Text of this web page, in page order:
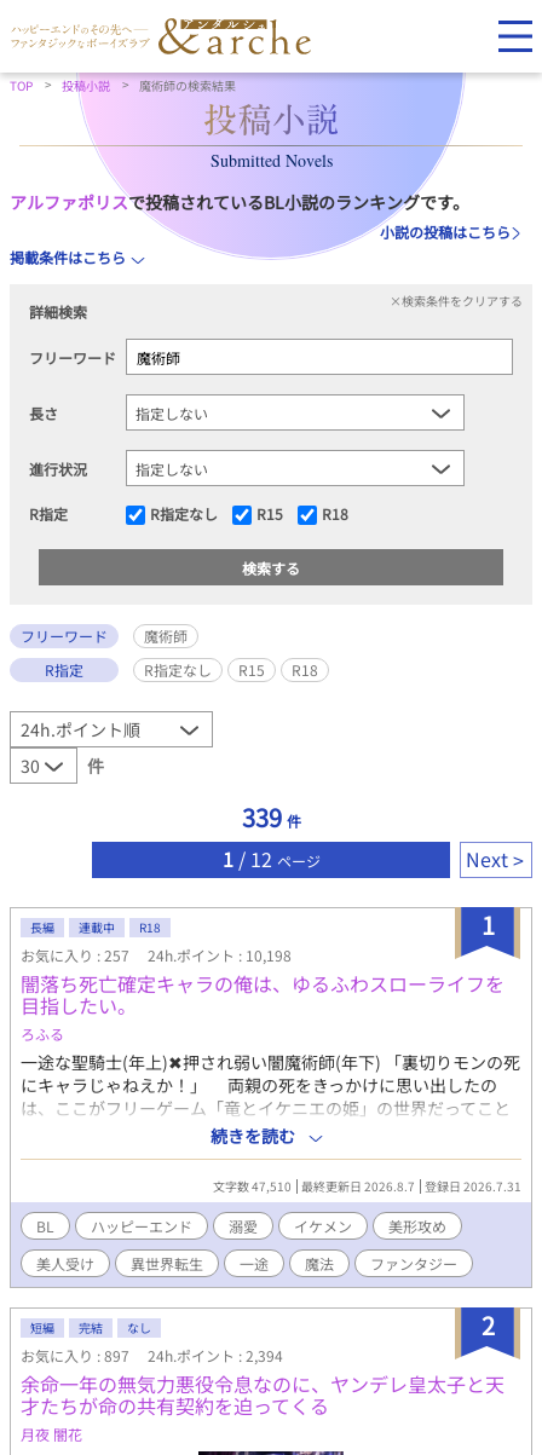
TOP 投稿小説 魔術師の検索結果
Submitted Novels
アルファポリスで投稿されているBL小説のランキングです。
小説の投稿はこちら
掲載条件はこちら
詳細検索
×検索条件をクリアする
フリーワード
長さ
進行状況
R指定 R指定なし R15 R18
フリーワード
魔術師
R指定
R指定なし R15 R18
件
339 件
1/ 12 ページ Next
1
長編 連載中 R18
お気に入り : 257 24h.ポイント : 10,198
闇落ち死亡確定キャラの俺は、ゆるふわスローライフを
目指したい。
ろふる
一途な聖騎士(年上)✖︎押され弱い闇魔術師(年下) 「裏切りモンの死
にキャラじゃねえか！」 両親の死をきっかけに思い出したの
は、ここがフリーゲーム「竜とイケニエの姫」の世界だってこと
と、その中でも不人気キャラである闇魔術師ウィリアムに転生し
たってことだ。 主人公と敵対し死亡する運命なんて認められる
わけがない！ せっかくの異世界転生、俺は血生臭いことから離
れてゆるふわスローライフを楽しみたい。 手始めに、モンスタ
ーをボコしてレベルアップ。強くなって金持ちになって、他国に
逃げてやろうじゃねえの！ ——と思ってたのに、原作では天敵
となる聖騎士アルフェンと出会ってしまい冒険者チームを組むこ
とになって、何が奴の琴線に触れたのか懐かれて!? 自分の命が
一番大切だったはずなのに、どんどん他にも大切な物が増えてい
ってしまう。こうなったら俺の人生を面白おかしく豊かにする為
にも、最良の未来を掴み取りに行ってやる！ １章２章は毎日投稿
(12:10)になります。日曜日は２話投稿です。 R-18展開は主人公達
が大人になってからになります。 ※「ムーンライトノベルズ」に
て同時掲載中です。
続きを読む
文字数 47,510 最終更新日 2026.8.7 登録日 2026.7.31
BL ハッピーエンド 溺愛 イケメン
美形攻め
美人受け
異世界転生 一途 魔法 ファンタジー
2
短編 完結 なし
お気に入り : 897 24h.ポイント : 2,394
余命一年の無気力悪役令息なのに、ヤンデレ皇太子と天
才たちが命の共有契約を迫ってくる
月夜 闇花